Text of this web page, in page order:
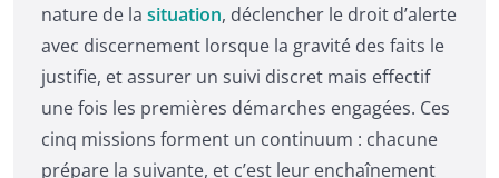
nature de la situation, déclencher le droit d’alerte
avec discernement lorsque la gravité des faits le
justifie, et assurer un suivi discret mais effectif
une fois les premières démarches engagées. Ces
cinq missions forment un continuum : chacune
prépare la suivante, et c’est leur enchaînement